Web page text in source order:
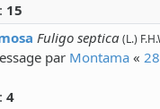
15
Fuligo septica(L.)
par Montama «
4